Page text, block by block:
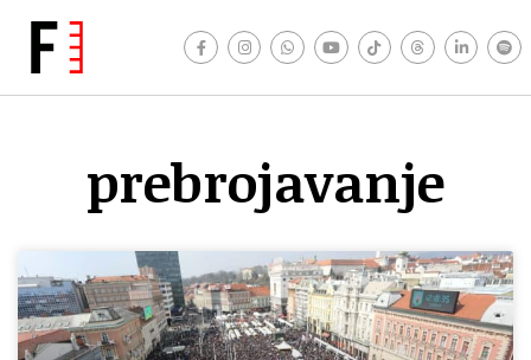
prebrojavanje